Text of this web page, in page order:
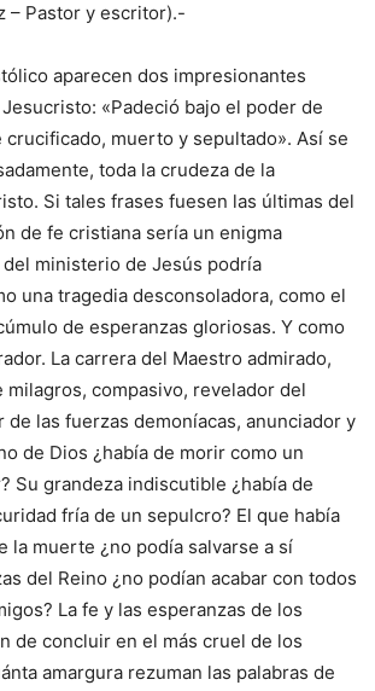
– Pastor y escritor).-
aparecen dos impresionantes
«Padeció bajo el poder de
crucificado, muerto y sepultado». Así se
toda la crudeza de la
Si tales frases fuesen las últimas del
de fe cristiana sería un enigma
ministerio de Jesús podría
una tragedia desconsoladora, como el
de esperanzas gloriosas. Y como
La carrera del Maestro admirado,
milagros, compasivo, revelador del
de las fuerzas demoníacas, anunciador y
de Dios ¿había de morir como un
Su grandeza indiscutible ¿había de
fría de un sepulcro? El que había
la muerte ¿no podía salvarse a sí
del Reino ¿no podían acabar con todos
La fe y las esperanzas de los
de concluir en el más cruel de los
amargura rezuman las palabras de